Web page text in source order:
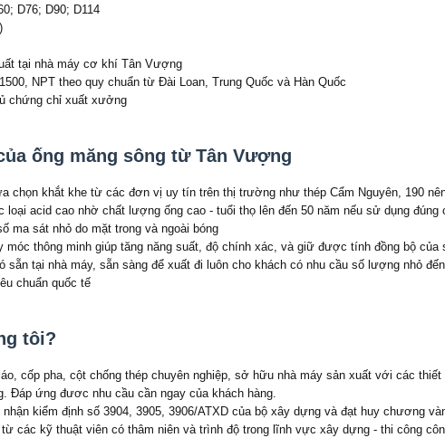
D76; D90; D114
tại nhà máy cơ khí Tân Vượng
NPT theo quy chuẩn từ Đài Loan, Trung Quốc và Hàn Quốc
chứng chỉ xuất xưởng
ống măng sông từ Tân Vượng
chọn khắt khe từ các đơn vị uy tín trên thị trường như thép Cẩm Nguyên, 190
loại acid cao nhờ chất lượng ống cao - tuổi thọ lên đến 50 năm nếu sử dụng đúng
ma sát nhỏ do mặt trong và ngoài bóng
thông minh giúp tăng năng suất, độ chính xác, và giữ được tính đồng bộ của
sẵn tại nhà máy, sẵn sàng để xuất đi luôn cho khách có nhu cầu số lượng nhỏ
chuẩn quốc tế
tôi?
cốp pha, cột chống thép chuyên nghiệp, sở hữu nhà máy sản xuất với các
Đáp ứng đươc nhu cầu cần ngay của khách hàng.
kiểm định số 3904, 3905, 3906/ATXD của bộ xây dựng và đạt huy chương
các kỹ thuật viên có thâm niên và trình độ trong lĩnh vực xây dựng - thi công